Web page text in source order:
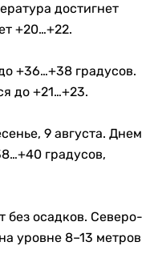
достигнет
+20…+22.
+36…+38 градусов.
до +21…+23.
9 августа. Днем
градусов,
без осадков. Северо-
уровне 8–13 метров